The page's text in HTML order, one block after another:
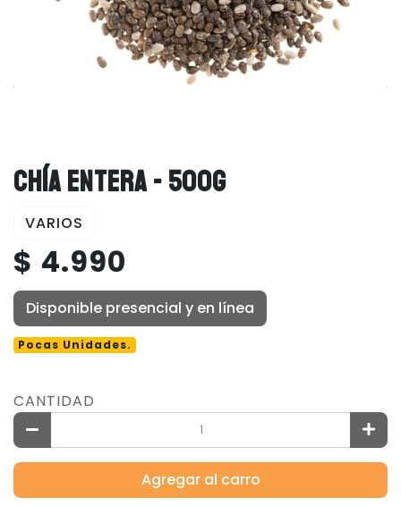
CHÍA ENTERA - 500G
VARIOS
$ 4.990
Disponible presencial y en línea
Pocas Unidades.
CANTIDAD
Agregar al carro